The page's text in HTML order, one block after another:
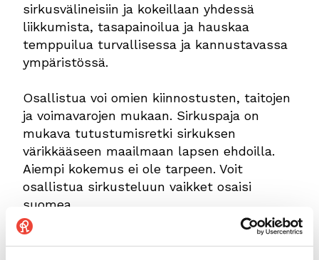
sirkusvälineisiin ja kokeillaan yhdessä
liikkumista, tasapainoilua ja hauskaa
temppuilua turvallisessa ja kannustavassa
ympäristössä.
Osallistua voi omien kiinnostusten, taitojen
ja voimavarojen mukaan. Sirkuspaja on
mukava tutustumisretki sirkuksen
värikkääseen maailmaan lapsen ehdoilla.
Aiempi kokemus ei ole tarpeen. Voit
osallistua sirkusteluun vaikket osaisi
suomea.
Sirkuspajat kulttuurilapsille